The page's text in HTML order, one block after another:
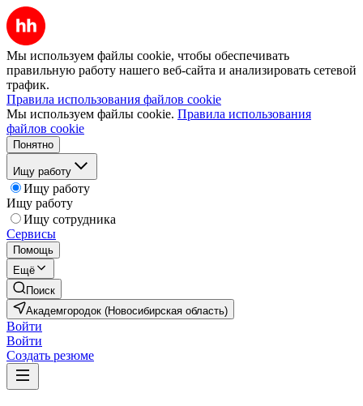
Мы используем файлы cookie, чтобы обеспечивать
правильную работу нашего веб-сайта и анализировать сетевой
трафик.
Правила использования файлов cookie
Мы используем файлы cookie. Правила использования
файлов cookie
Понятно
Ищу работу
Ищу работу
Ищу работу
Ищу сотрудника
Сервисы
Помощь
Ещё
Поиск
Академгородок (Новосибирская область)
Войти
Войти
Создать резюме